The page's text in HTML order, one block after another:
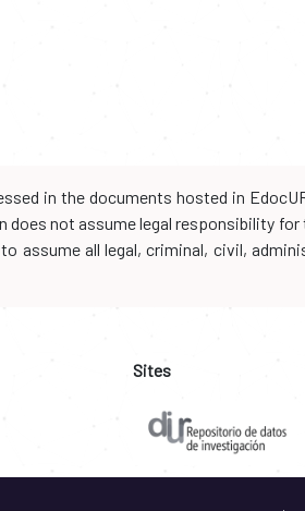
in the documents hosted in
not assume legal responsibility
assume all legal, criminal, civil,
Sites